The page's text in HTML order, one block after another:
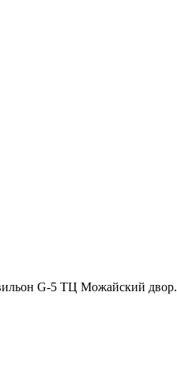
G-5 ТЦ Можайский двор.